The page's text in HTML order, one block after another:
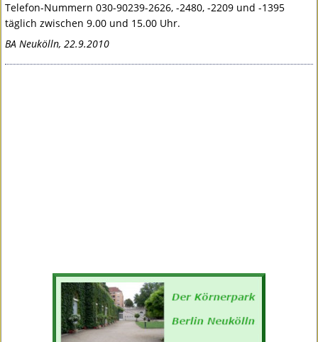
Telefon-Nummern 030-90239-2626, -2480, -2209 und -1395
täglich zwischen 9.00 und 15.00 Uhr.
BA Neukölln, 22.9.2010